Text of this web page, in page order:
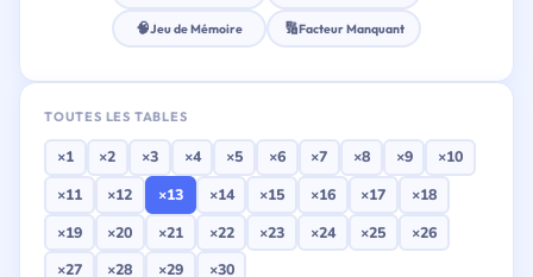
TOUTES LES TABLES
×1 ×2 ×3 ×4 ×5 ×6 ×7 ×8 ×9
×10
×11
×12 ×13 ×14 ×15 ×16 ×17
×18
×19
×20 ×21 ×22 ×23 ×24 ×25
×26
×27
×28 ×29 ×30
🧠Jeu de Mémoire 🔢Facteur Manquant